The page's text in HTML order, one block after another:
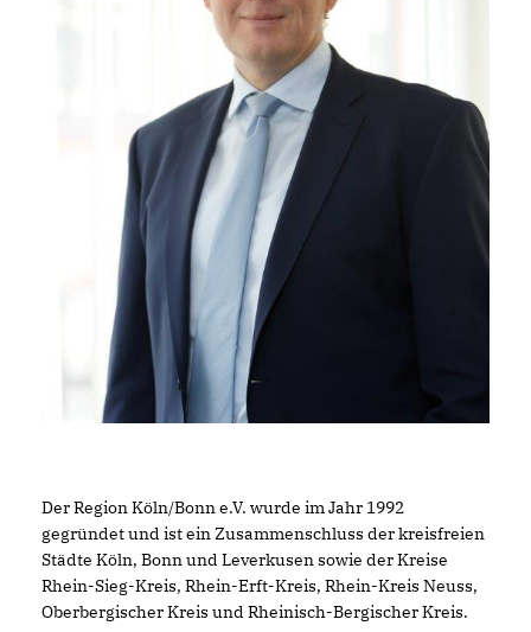
Der Region Köln/Bonn e.V. wurde im Jahr 1992
gegründet und ist ein Zusammenschluss der kreisfreien
Städte Köln, Bonn und Leverkusen sowie der Kreise
Rhein-Sieg-Kreis, Rhein-Erft-Kreis, Rhein-Kreis Neuss,
Oberbergischer Kreis und Rheinisch-Bergischer Kreis.